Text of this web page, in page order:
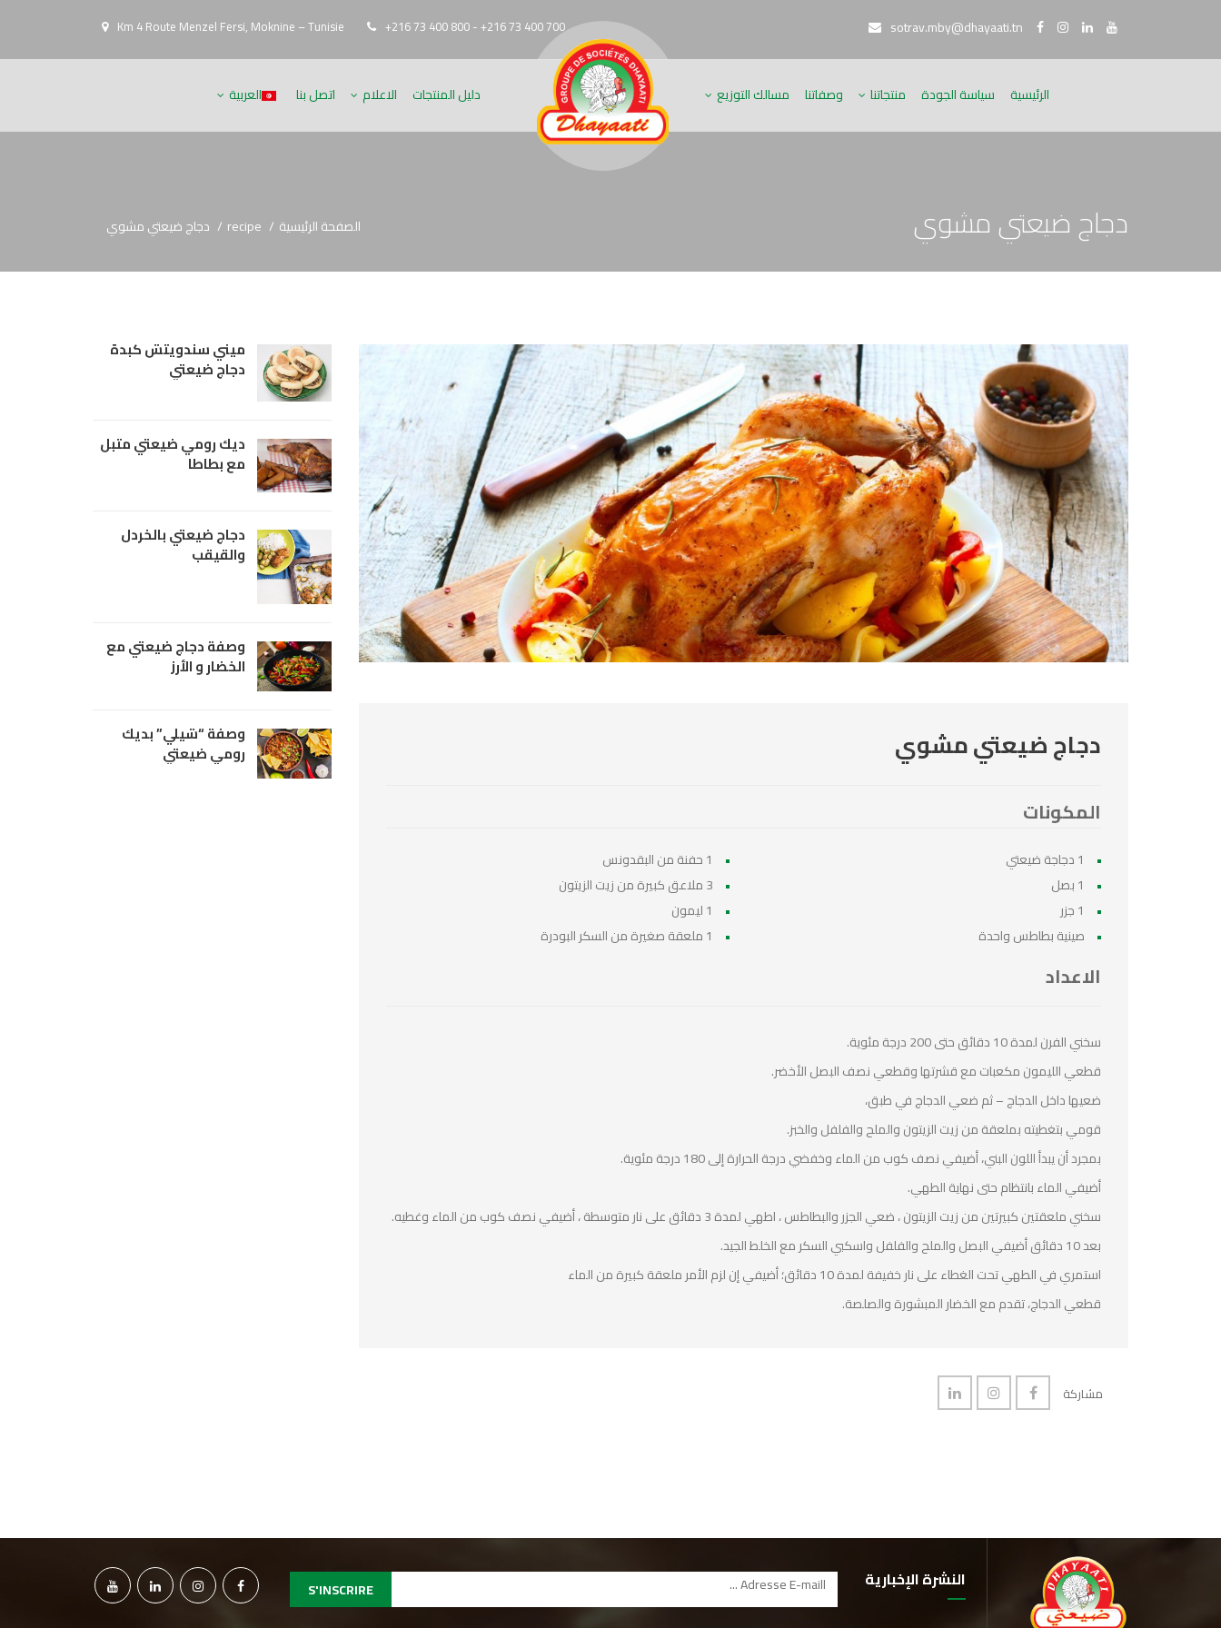
Km 4 Route Menzel Fersi, Moknine – Tunisie +216 73 400 800 - +216 73 400 700 sotrav.mby@dhayaati.tn
الرئيسية سياسة الجودة منتجاتنا وصفاتنا مسالك التوزيع دليل المنتجات الاعلام اتصل بنا العربية
دجاج ضيعتي مشوي الصفحة الرئيسية recipe دجاج ضيعتي مشوي
دجاج ضيعتي مشوي
المكونات
1 دجاجة ضيعتي
1 بصل
1 جزر
صينية بطاطس واحدة
1 حفنة من البقدونس
3 ملاعق كبيرة من زيت الزيتون
1 ليمون
1 ملعقة صغيرة من السكر البودرة
الاعداد
سخني الفرن لمدة 10 دقائق حتى 200 درجة مئوية.
قطعي الليمون مكعبات مع قشرتها وقطعي نصف البصل الأخضر.
ضعيها داخل الدجاج – ثم ضعي الدجاج في طبق،
قومي بتغطيته بملعقة من زيت الزيتون والملح والفلفل والخبز.
بمجرد أن يبدأ اللون البني، أضيفي نصف كوب من الماء وخفضي درجة الحرارة إلى 180 درجة مئوية.
أضيفي الماء بانتظام حتى نهاية الطهي.
سخني ملعقتين كبيرتين من زيت الزيتون ، ضعي الجزر والبطاطس ، اطهي لمدة 3 دقائق على نار متوسطة ، أضيفي نصف كوب من الماء وغطيه.
بعد 10 دقائق أضيفي البصل والملح والفلفل واسكبي السكر مع الخلط الجيد.
استمري في الطهي تحت الغطاء على نار خفيفة لمدة 10 دقائق؛ أضيفي إن لزم الأمر ملعقة كبيرة من الماء
قطعي الدجاج، تقدم مع الخضار المبشورة والصلصة.
مشاركة
ميني سندويتش كبدة
دجاج ضيعتي
ديك رومي ضيعتي متبل
مع بطاطا
دجاج ضيعتي بالخردل
والقيقب
وصفة دجاج ضيعتي مع
الخضار و الأرز
وصفة “شيلي” بديك
رومي ضيعتي
النشرة الإخبارية S'INSCRIRE